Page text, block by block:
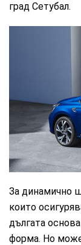
град Сетубал.
За динамично
които
дългата
форма. Но